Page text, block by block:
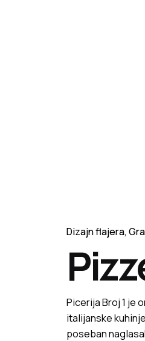
Dizajn flajera
Picerija Broj 1 je
italijanske
poseban